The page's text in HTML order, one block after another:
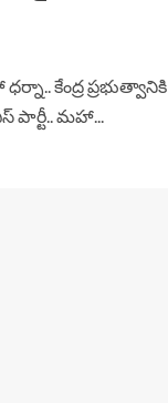
కేంద్ర ప్రభుత్వానికి
పార్టీ.. మహా...